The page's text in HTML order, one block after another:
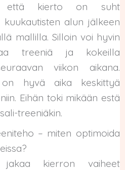
että kierto on suht
kuukautisten alun jälkeen
mallilla. Silloin voi hyvin
treeniä ja kokeilla
viikon aikana.
hyvä aika keskittyä
Eihän toki mikään estä
treeniäkin.
– miten optimoida
jakaa kierron vaiheet